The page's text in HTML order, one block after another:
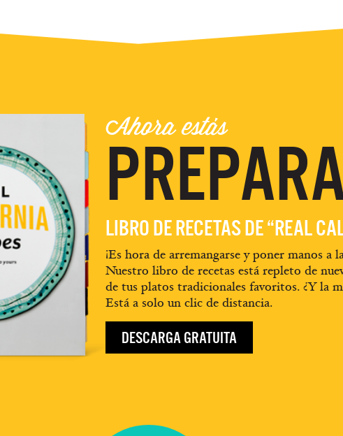
Ahora estás
LIBRO DE RECETAS DE “REAL
¡Es hora de arremangarse y poner manos a
Nuestro libro de recetas está repleto de
de tus platos tradicionales favoritos. ¿Y la
Está a solo un clic de distancia.
DESCARGA GRATUITA